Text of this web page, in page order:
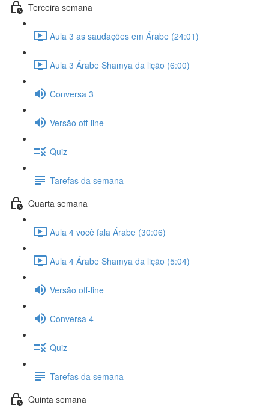
Terceira semana
Aula 3 as saudações em Árabe (24:01)
Aula 3 Árabe Shamya da lição (6:00)
Conversa 3
Versão off-line
Quiz
Tarefas da semana
Quarta semana
Aula 4 você fala Árabe (30:06)
Aula 4 Árabe Shamya da lição (5:04)
Versão off-line
Conversa 4
Quiz
Tarefas da semana
Quinta semana